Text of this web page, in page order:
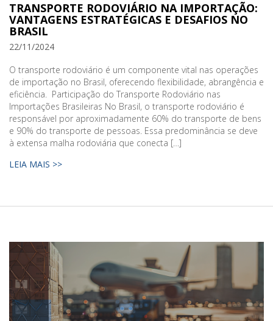
TRANSPORTE RODOVIÁRIO NA IMPORTAÇÃO:
VANTAGENS ESTRATÉGICAS E DESAFIOS NO
BRASIL
22/11/2024
O transporte rodoviário é um componente vital nas operações
de importação no Brasil, oferecendo flexibilidade, abrangência e
eficiência. Participação do Transporte Rodoviário nas
Importações Brasileiras No Brasil, o transporte rodoviário é
responsável por aproximadamente 60% do transporte de bens
e 90% do transporte de pessoas. Essa predominância se deve
à extensa malha rodoviária que conecta […]
LEIA MAIS >>